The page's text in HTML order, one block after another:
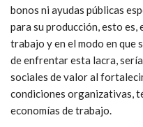
bonos ni ayudas públicas
para su producción, esto es,
trabajo y en el modo en que
de enfrentar esta lacra,
sociales de valor al
condiciones organizativas,
economías de trabajo.